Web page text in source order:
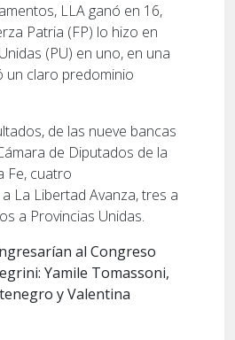
LLA ganó en 16,
Patria (FP) lo hizo en
(PU) en uno, en una
un claro predominio
de las nueve bancas
de Diputados de la
Fe, cuatro
La Libertad Avanza, tres a
a Provincias Unidas.
al Congreso
Yamile Tomassoni,
y Valentina